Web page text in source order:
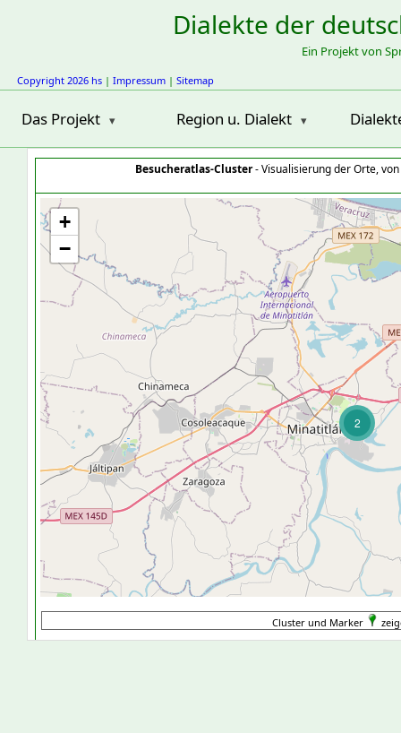
Dialekte der
Ein Projekt von
Copyright 2026 hs | Impressum | Sitemap
Das Projekt Region u. Dialekt
Besucheratlas-Cluster- Visualisierung der Orte,
2
+
−
Cluster und Marker